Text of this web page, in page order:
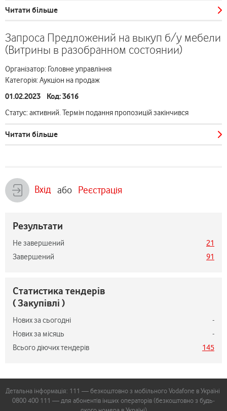
Читати більше
Запроса Предложений на выкуп б/у мебели
(Витрины в разобранном состоянии)
Організатор: Головне управління
Категорія: Аукціон на продаж
01.02.2023 Код: 3616
Статус: активний. Термін подання пропозицій закінчився
Читати більше
Вхід або Реєстрація
Результати
Не завершений
21
Завершений
91
Статистика тендерів
( Закупівлі )
Нових за сьогодні
-
Нових за місяць
-
Всього діючих тендерів
145
Детальна інформація: 111 — безкоштовно з мобільного Vodafone в Україні
0800 400 111 — для абонентів інших операторів (безкоштовно з будь-